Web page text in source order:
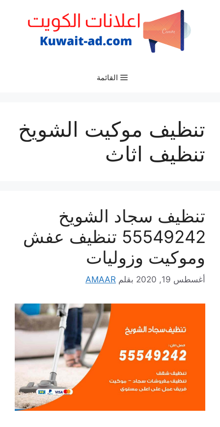
القائمة
تنظيف موكيت الشويخ
تنظيف اثاث
تنظيف سجاد الشويخ
55549242 تنظيف عفش
وموكيت وزوليات
أغسطس 19, 2020 بقلم AMAAR